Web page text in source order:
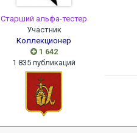
Старший альфа-тестер
Участник
Коллекционер
1 642
1 835 публикаций